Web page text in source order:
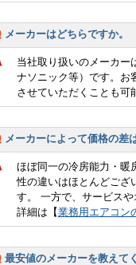
メーカーはどちらですか。
当社取り扱いのメーカー
ナソニック等）です。お
させていただくことも可
メーカーによって価格の差
ほぼ同一の冷房能力・暖
性の違いはほとんどござ
す。 一方で、サービス
詳細は【業務用エアコン
最安値のメーカーを教えて